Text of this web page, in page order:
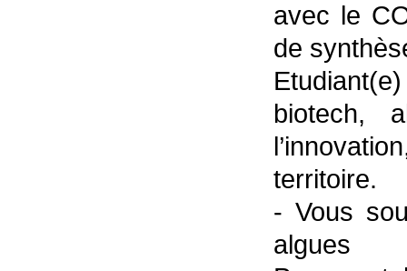
avec le
de
biotech,
territoire.
- Vous
algues